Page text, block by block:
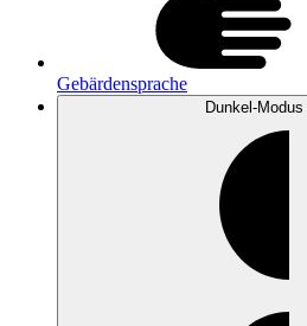
Gebärdensprache
Dunkel-Modus